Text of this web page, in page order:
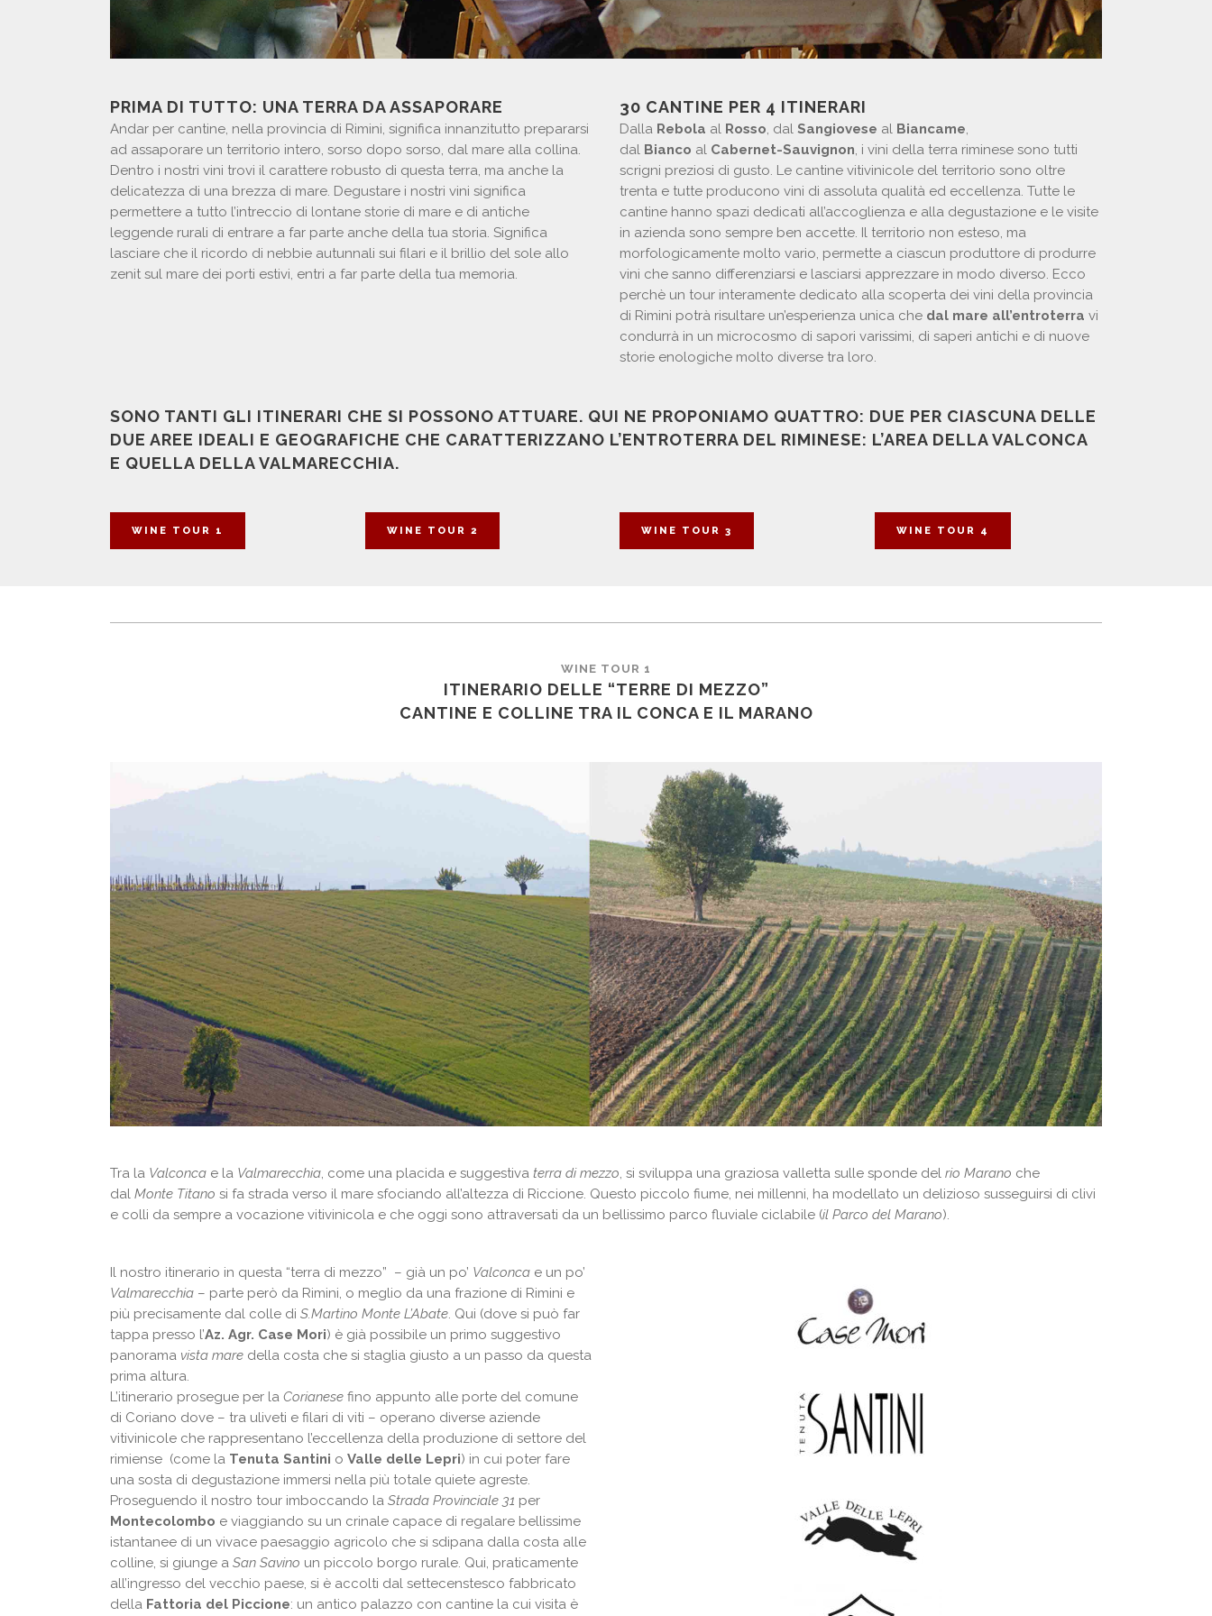
PRIMA DI TUTTO: UNA TERRA DA ASSAPORARE
Andar per cantine, nella provincia di Rimini, significa innanzitutto prepararsi
ad assaporare un territorio intero, sorso dopo sorso, dal mare alla collina.
Dentro i nostri vini trovi il carattere robusto di questa terra, ma anche la
delicatezza di una brezza di mare. Degustare i nostri vini significa
permettere a tutto l’intreccio di lontane storie di mare e di antiche
leggende rurali di entrare a far parte anche della tua storia. Significa
lasciare che il ricordo di nebbie autunnali sui filari e il brillio del sole allo
zenit sul mare dei porti estivi, entri a far parte della tua memoria.
30 CANTINE PER 4 ITINERARI
Dalla Rebola al Rosso, dal Sangiovese al Biancame,
dal Bianco al Cabernet-Sauvignon, i vini della terra riminese sono tutti
scrigni preziosi di gusto. Le cantine vitivinicole del territorio sono oltre
trenta e tutte producono vini di assoluta qualità ed eccellenza. Tutte le
cantine hanno spazi dedicati all’accoglienza e alla degustazione e le visite
in azienda sono sempre ben accette. Il territorio non esteso, ma
morfologicamente molto vario, permette a ciascun produttore di produrre
vini che sanno differenziarsi e lasciarsi apprezzare in modo diverso. Ecco
perchè un tour interamente dedicato alla scoperta dei vini della provincia
di Rimini potrà risultare un’esperienza unica che dal mare all’entroterra vi
condurrà in un microcosmo di sapori varissimi, di saperi antichi e di nuove
storie enologiche molto diverse tra loro.
SONO TANTI GLI ITINERARI CHE SI POSSONO ATTUARE. QUI NE PROPONIAMO QUATTRO: DUE PER CIASCUNA DELLE
DUE AREE IDEALI E GEOGRAFICHE CHE CARATTERIZZANO L’ENTROTERRA DEL RIMINESE: L’AREA DELLA VALCONCA
E QUELLA DELLA VALMARECCHIA.
WINE TOUR 1 WINE TOUR 2 WINE TOUR 3 WINE TOUR 4
WINE TOUR 1
ITINERARIO DELLE “TERRE DI MEZZO”
CANTINE E COLLINE TRA IL CONCA E IL MARANO
Tra la Valconca e la Valmarecchia, come una placida e suggestiva terra di mezzo, si sviluppa una graziosa valletta sulle sponde del rio Marano che
dal Monte Titano si fa strada verso il mare sfociando all’altezza di Riccione. Questo piccolo fiume, nei millenni, ha modellato un delizioso susseguirsi di clivi
e colli da sempre a vocazione vitivinicola e che oggi sono attraversati da un bellissimo parco fluviale ciclabile (il Parco del Marano).
Il nostro itinerario in questa “terra di mezzo” – già un po’ Valconca e un po’
Valmarecchia – parte però da Rimini, o meglio da una frazione di Rimini e
più precisamente dal colle di S.Martino Monte L’Abate. Qui (dove si può far
tappa presso l’Az. Agr. Case Mori) è già possibile un primo suggestivo
panorama vista mare della costa che si staglia giusto a un passo da questa
prima altura.
L’itinerario prosegue per la Corianese fino appunto alle porte del comune
di Coriano dove – tra uliveti e filari di viti – operano diverse aziende
vitivinicole che rappresentano l’eccellenza della produzione di settore del
rimiense (come la Tenuta Santini o Valle delle Lepri) in cui poter fare
una sosta di degustazione immersi nella più totale quiete agreste.
Proseguendo il nostro tour imboccando la Strada Provinciale 31 per
Montecolombo e viaggiando su un crinale capace di regalare bellissime
istantanee di un vivace paesaggio agricolo che si sdipana dalla costa alle
colline, si giunge a San Savino un piccolo borgo rurale. Qui, praticamente
all’ingresso del vecchio paese, si è accolti dal settecenstesco fabbricato
della Fattoria del Piccione: un antico palazzo con cantine la cui visita è